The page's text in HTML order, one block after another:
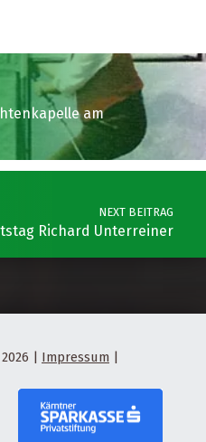
am
NEXT BEITRAG
Richard Unterreiner
| Impressum |